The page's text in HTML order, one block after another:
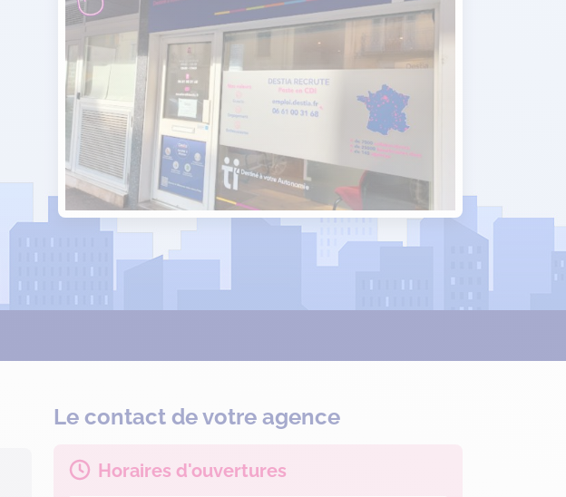
Le contact de votre agence
Horaires d'ouvertures